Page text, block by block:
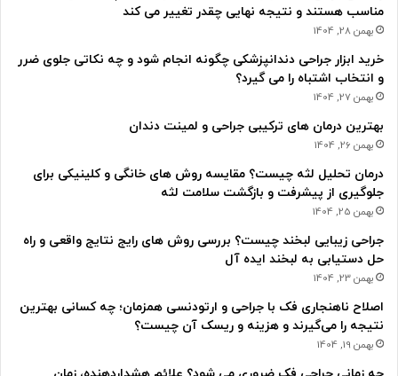
مناسب هستند و نتیجه نهایی چقدر تغییر می کند
بهمن 28, 1404
خرید ابزار جراحی دندانپزشکی چگونه انجام شود و چه نکاتی جلوی ضرر
و انتخاب اشتباه را می گیرد؟
بهمن 27, 1404
بهترین درمان های ترکیبی جراحی و لمینت دندان
بهمن 26, 1404
درمان تحلیل لثه چیست؟ مقایسه روش های خانگی و کلینیکی برای
جلوگیری از پیشرفت و بازگشت سلامت لثه
بهمن 25, 1404
جراحی زیبایی لبخند چیست؟ بررسی روش های رایج نتایج واقعی و راه
حل دستیابی به لبخند ایده آل
بهمن 23, 1404
اصلاح ناهنجاری فک با جراحی و ارتودنسی همزمان؛ چه کسانی بهترین
نتیجه را می‌گیرند و هزینه و ریسک آن چیست؟
بهمن 19, 1404